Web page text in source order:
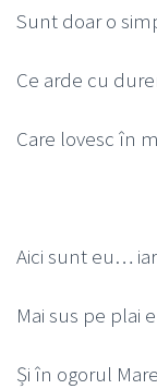
Sunt doar o
Ce arde cu
Care lovesc în
Aici sunt eu…
Mai sus pe plai
Și în ogorul